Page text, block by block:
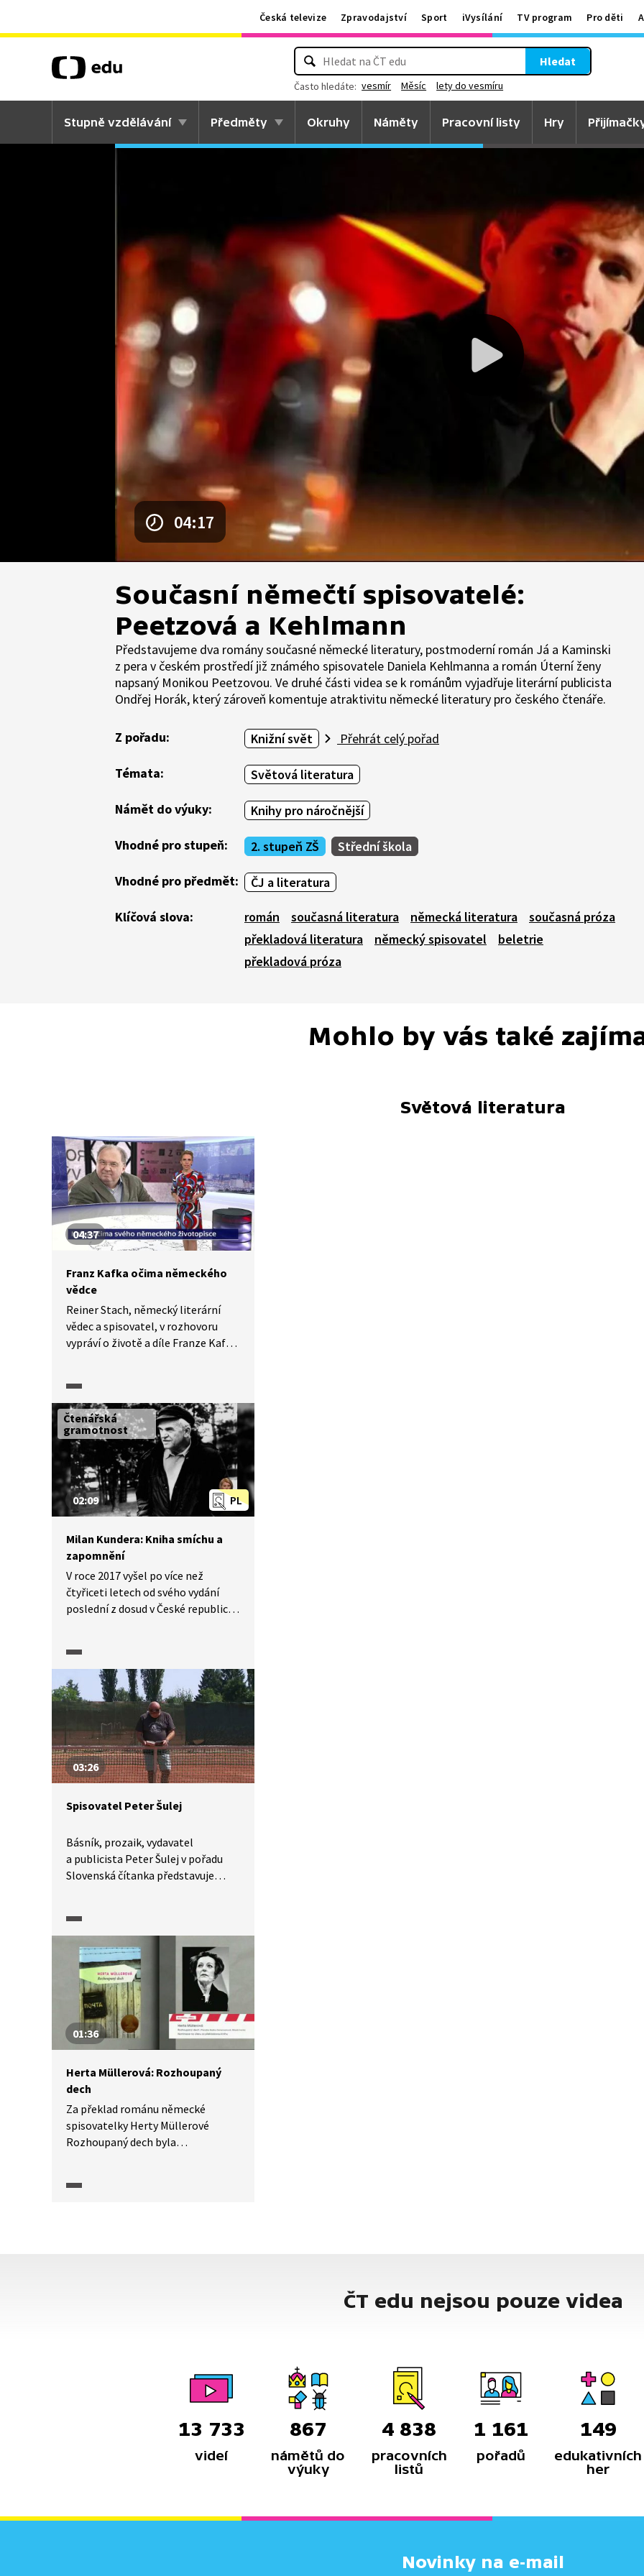
Česká televize Zpravodajství Sport iVysílání TV program Pro děti
Hledat
Často hledáte: vesmír Měsíc lety do vesmíru
Stupně vzdělávání Předměty Okruhy Náměty Pracovní listy Hry
04:17
Současní němečtí spisovatelé:
Peetzová a Kehlmann
Představujeme dva romány současné německé literatury, postmoderní román Já a Kaminski
z pera v českém prostředí již známého spisovatele Daniela Kehlmanna a román Úterní ženy
napsaný Monikou Peetzovou. Ve druhé části videa se k románům vyjadřuje literární publicista
Ondřej Horák, který zároveň komentuje atraktivitu německé literatury pro českého čtenáře.
Z pořadu: Knižní svět Přehrát celý pořad
Témata: Světová literatura
Námět do výuky: Knihy pro náročnější
Vhodné pro stupeň: 2. stupeň ZŠ Střední škola
Vhodné pro předmět: ČJ a literatura
Klíčová slova: román současná literatura německá literatura
současná próza
překladová literatura
německý spisovatel
beletrie
překladová próza
Mohlo by vás také
Světová literatura
04:37
Franz Kafka očima německého
vědce
Reiner Stach, německý literární
vědec a spisovatel, v rozhovoru
vypráví o životě a díle Franze Kafky.
Franze Kafky do národní literatury
nebo odlišného vnímání Franze
Kafky v Německu a u nás.
Čtenářská
gramotnost
PL
02:09
Milan Kundera: Kniha smíchu a
zapomnění
V roce 2017 vyšel po více než
čtyřiceti letech od svého vydání
poslední z dosud v České republice
smíchu a zapomnění. Video je
tlumočeno do znakového jazyka.
03:26
Spisovatel Peter Šulej
Básník, prozaik, vydavatel
a publicista Peter Šulej v pořadu
Slovenská čítanka představuje
román Fytopaleontologie.
01:36
Herta Müllerová: Rozhoupaný
dech
Za překlad románu německé
spisovatelky Herty Müllerové
Rozhoupaný dech byla
německých děl a dramaturgyně
ČT edu nejsou pouze videa
13 733
videí
867
námětů do
výuky
4 838
pracovních
listů
1 161
pořadů
149
edukativních
her
Novinky na e-mail